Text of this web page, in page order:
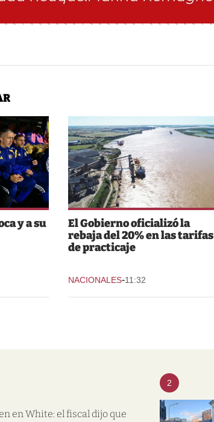
y a su
El Gobierno oficializó la
rebaja del 20% en las tarifas
de practicaje
NACIONALES-11:32
en White: el fiscal dijo que
2